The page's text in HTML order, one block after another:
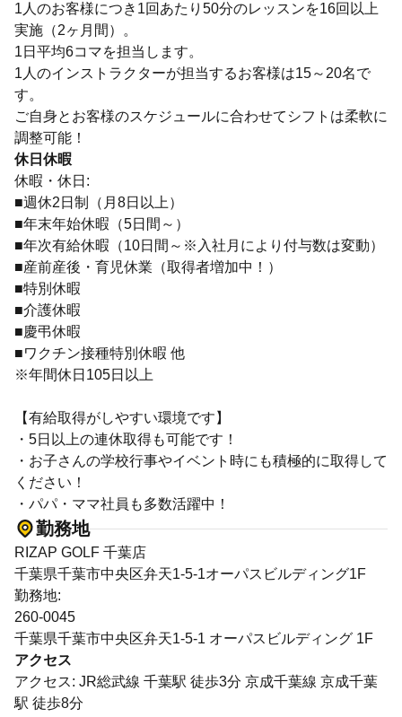
1人のお客様につき1回あたり50分のレッスンを16回以上
実施（2ヶ月間）。
1日平均6コマを担当します。
1人のインストラクターが担当するお客様は15～20名で
す。
ご自身とお客様のスケジュールに合わせてシフトは柔軟に
調整可能！
休日休暇
休暇・休日:
■週休2日制（月8日以上）
■年末年始休暇（5日間～）
■年次有給休暇（10日間～※入社月により付与数は変動）
■産前産後・育児休業（取得者増加中！）
■特別休暇
■介護休暇
■慶弔休暇
■ワクチン接種特別休暇 他
※年間休日105日以上
【有給取得がしやすい環境です】
・5日以上の連休取得も可能です！
・お子さんの学校行事やイベント時にも積極的に取得して
ください！
・パパ・ママ社員も多数活躍中！
勤務地
RIZAP GOLF 千葉店
千葉県千葉市中央区弁天1-5-1オーパスビルディング1F
勤務地:
260-0045
千葉県千葉市中央区弁天1-5-1 オーパスビルディング 1F
アクセス
アクセス: JR総武線 千葉駅 徒歩3分 京成千葉線 京成千葉
駅 徒歩8分